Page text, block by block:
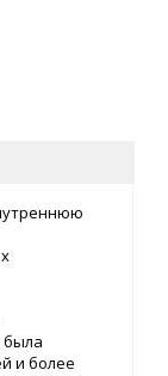
была
и более